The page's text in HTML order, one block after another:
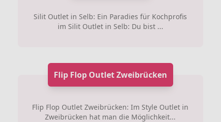
Silit Outlet in Selb: Ein Paradies für Kochprofis
im Silit Outlet in Selb: Du bist ...
Flip Flop Outlet Zweibrücken
Flip Flop Outlet Zweibrücken: Im Style Outlet in
Zweibrücken hat man die Möglichkeit...